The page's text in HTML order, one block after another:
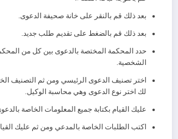
بعد ذلك قم بالنقر على خانة صحيفة الدعوى.
بعد ذلك قم بالضغط على تقديم طلب جديد.
حدد المحكمة المختصة بالدعوى بين كل من
الشخصية.
اختر تصنيف الدعوى الرئيسي ومن ثم التصنيف
لك اختر نوع الدعوى وهي محاسبة الوكيل.
عليك القيام بكتابة جميع المعلومات الخاصة
اكتب الطلبات الخاصة بالمدعي ومن ثم عليك